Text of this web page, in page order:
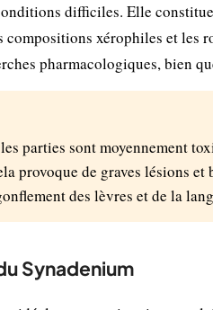
difficiles. Elle
xérophiles et les
pharmacologiques, bien
parties sont moyennement
provoque de graves lésions
des lèvres et de la
Synadenium